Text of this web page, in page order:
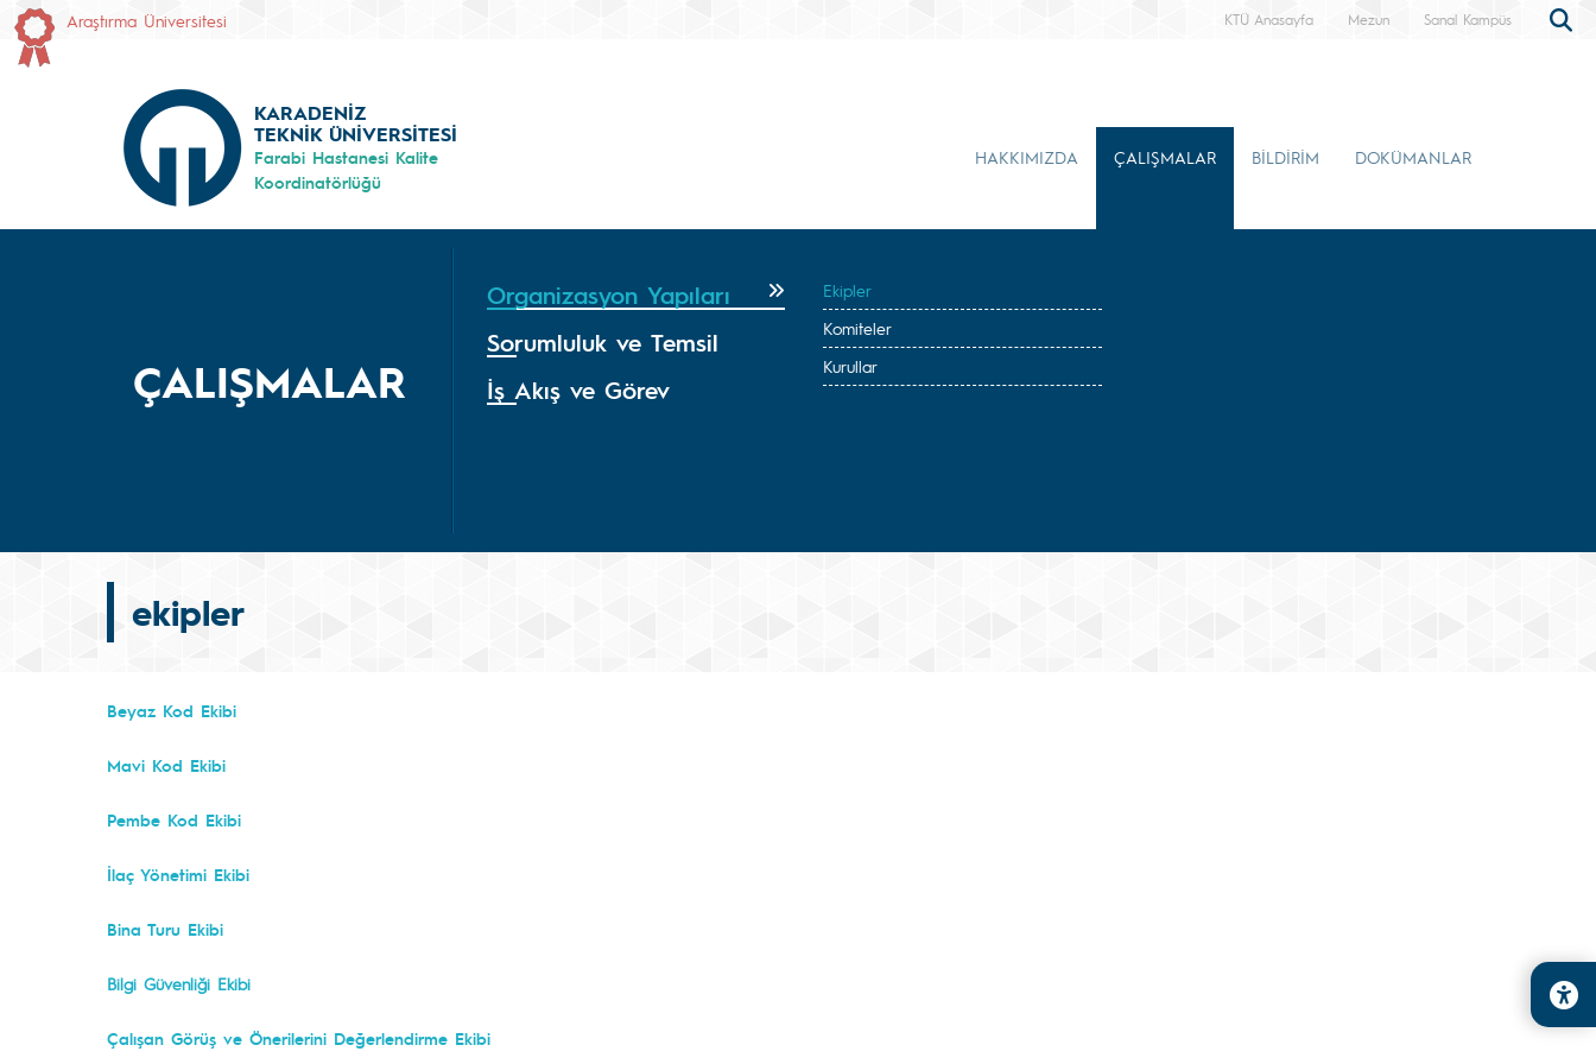
Araştırma Üniversitesi KTÜ Anasayfa Mezun Sanal Kampüs
KARADENİZ
TEKNİK ÜNİVERSİTESİ
Farabi Hastanesi Kalite
Koordinatörlüğü
HAKKIMIZDA ÇALIŞMALAR BİLDİRİM DOKÜMANLAR
ÇALIŞMALAR
Organizasyon Yapıları
Sorumluluk ve Temsil
İş Akış ve Görev
Ekipler
Komiteler
Kurullar
ekipler
Beyaz Kod Ekibi
Mavi Kod Ekibi
Pembe Kod Ekibi
İlaç Yönetimi Ekibi
Bina Turu Ekibi
Bilgi Güvenliği Ekibi
Çalışan Görüş ve Önerilerini Değerlendirme Ekibi